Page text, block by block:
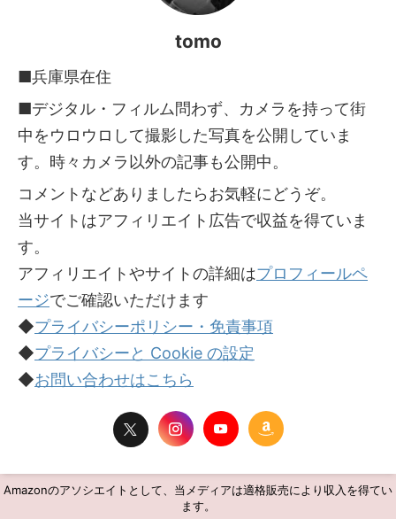
tomo
■兵庫県在住
■デジタル・フィルム問わず、カメラを持って街
中をウロウロして撮影した写真を公開していま
す。時々カメラ以外の記事も公開中。
コメントなどありましたらお気軽にどうぞ。
当サイトはアフィリエイト広告で収益を得ていま
す。
アフィリエイトやサイトの詳細はプロフィールペ
ージでご確認いただけます
◆プライバシーポリシー・免責事項
◆プライバシーと Cookie の設定
◆お問い合わせはこちら
Amazonのアソシエイトとして、当メディアは適格販売により収入を得てい
ます。